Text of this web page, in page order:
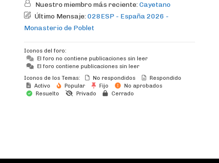
Nuestro miembro más reciente:Cayetano
Último Mensaje:028ESP - España 2026 -
Monasterio de Poblet
Iconos del foro:
El foro no contiene publicaciones sin leer
El foro contiene publicaciones sin leer
Iconos de los Temas:
No respondidos
Respondido
Activo
Popular Fijo
No aprobados
Resuelto
Privado Cerrado